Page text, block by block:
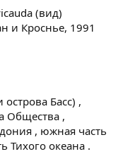
(вид)
и Кроснье, 1991
Басс) ,
Общества ,
, южная часть
Тихого океана .